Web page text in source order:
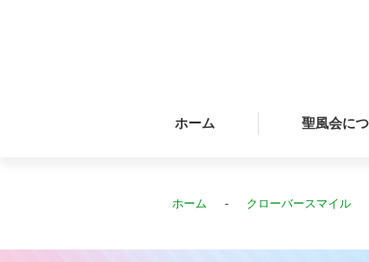
ホーム 聖風会に
ホーム クローバースマイル